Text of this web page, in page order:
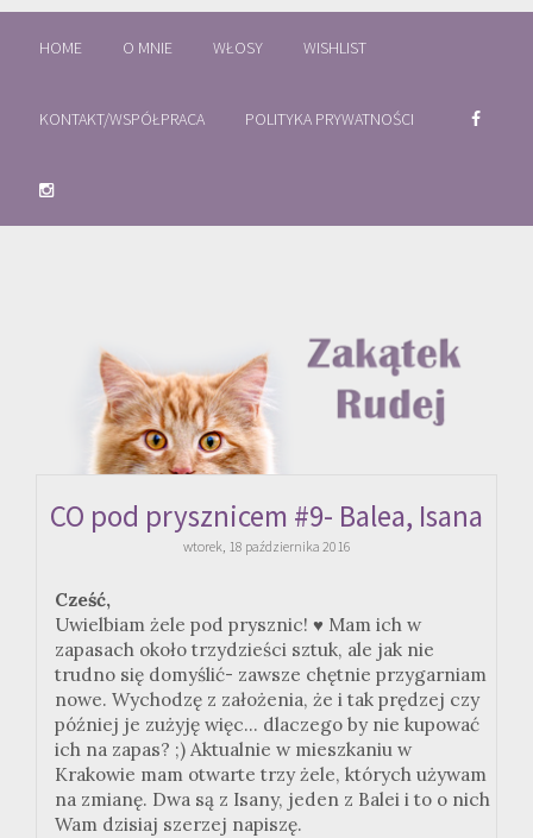
HOME O MNIE WŁOSY WISHLIST
KONTAKT/WSPÓŁPRACA POLITYKA PRYWATNOŚCI
CO pod prysznicem #9- Balea, Isana
wtorek, 18 października 2016
Cześć,
Uwielbiam żele pod prysznic! ♥ Mam ich w
zapasach około trzydzieści sztuk, ale jak nie
trudno się domyślić- zawsze chętnie przygarniam
nowe. Wychodzę z założenia, że i tak prędzej czy
później je zużyję więc... dlaczego by nie kupować
ich na zapas? ;) Aktualnie w mieszkaniu w
Krakowie mam otwarte trzy żele, których używam
na zmianę. Dwa są z Isany, jeden z Balei i to o nich
Wam dzisiaj szerzej napiszę.